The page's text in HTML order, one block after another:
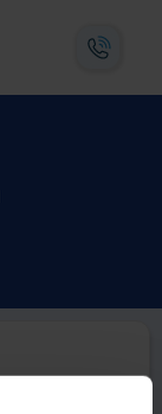
online